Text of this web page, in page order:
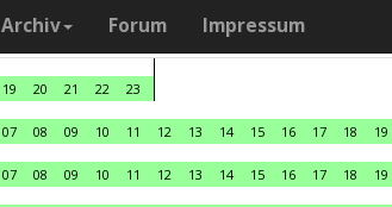
Archiv Forum Impressum
19 20 21 22
23
07 08 09 10 11 12 13 14 15 16 17 18 19
07 08 09 10 11 12 13 14 15 16 17 18 19